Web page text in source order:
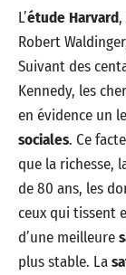
L’étude Harvard,
Robert
Suivant des
Kennedy, les
en évidence un
sociales. Ce
que la richesse,
de 80 ans, les
ceux qui tissent
d’une meilleure
plus stable. La